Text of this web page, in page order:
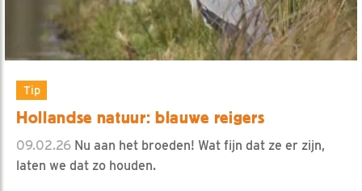
Tip
Hollandse natuur: blauwe reigers
09.02.26 Nu aan het broeden! Wat fijn dat ze er zijn,
laten we dat zo houden.